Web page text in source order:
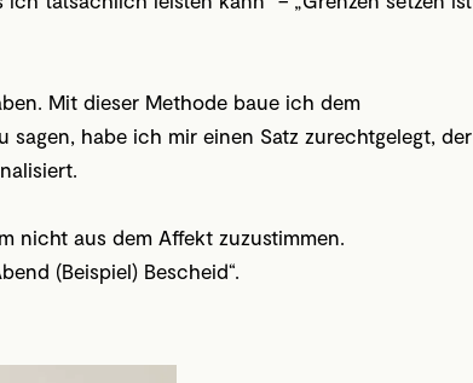
Mit dieser Methode baue ich dem
sagen, habe ich mir einen Satz zurechtgelegt, der
nicht aus dem Affekt zuzustimmen.
(Beispiel) Bescheid“.